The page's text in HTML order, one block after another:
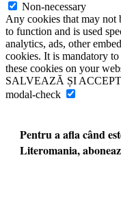
Non-necessary
Any cookies that may not
to function and is used
analytics, ads, other
cookies. It is mandatory
these cookies on your
SALVEAZĂ ȘI
modal-check
Pentru a afla când
Literomania,